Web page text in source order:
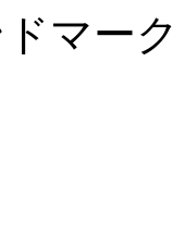
マー